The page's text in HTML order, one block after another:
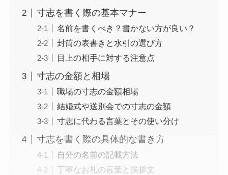
寸志を書く際の基本マナー
名前を書くべき？書かない方が良い？
封筒の表書きと水引の選び方
目上の相手に対する注意点
寸志の金額と相場
職場の寸志の金額相場
結婚式や送別会での寸志の金額
寸志に代わる言葉とその使い分け
寸志を書く際の具体的な書き方
自分の名前の記載方法
丁寧なお礼の言葉と挨拶文